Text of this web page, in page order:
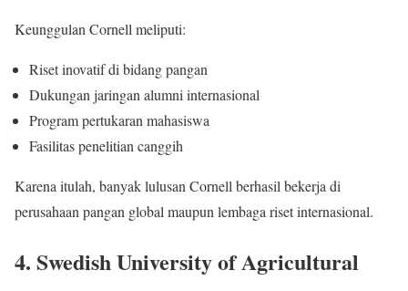
Keunggulan Cornell meliputi:
Riset inovatif di bidang pangan
Dukungan jaringan alumni internasional
Program pertukaran mahasiswa
Fasilitas penelitian canggih
Karena itulah, banyak lulusan Cornell berhasil bekerja di
perusahaan pangan global maupun lembaga riset internasional.
4. Swedish University of Agricultural